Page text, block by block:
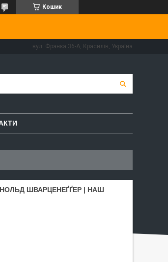
Кошик
вул. Франка 36-А, Красилів, Україна
ШВАРЦЕНЕҐҐЕР | НАШ